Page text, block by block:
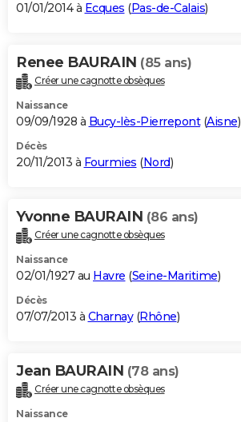
01/01/2014 à Ecques (Pas-de-Calais)
Renee BAURAIN (85 ans)
Créer une cagnotte obsèques
Naissance
09/09/1928 à Bucy-lès-Pierrepont(Aisne)
Décès
20/11/2013 à Fourmies (Nord)
Yvonne BAURAIN (86 ans)
Créer une cagnotte obsèques
Naissance
02/01/1927 au Havre (Seine-Maritime)
Décès
07/07/2013 à Charnay(Rhône)
Jean BAURAIN (78 ans)
Créer une cagnotte obsèques
Naissance